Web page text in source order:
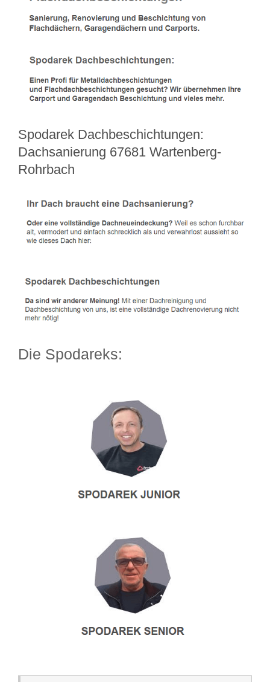
Spodarek Dachbeschichtungen:
Dachsanierung 67681 Wartenberg-
Rohrbach
Die Spodareks: